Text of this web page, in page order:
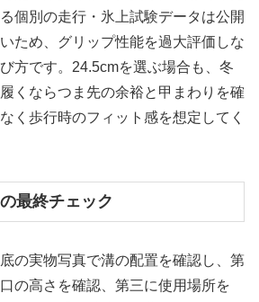
個別の走行・氷上試験データは公開
ため、グリップ性能を過大評価しな
方です。24.5cmを選ぶ場合も、冬
くならつま先の余裕と甲まわりを確
く歩行時のフィット感を想定してく
最終チェック
の実物写真で溝の配置を確認し、第
の高さを確認、第三に使用場所を